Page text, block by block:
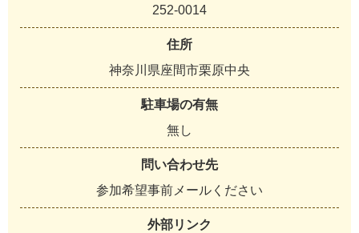
252-0014
住所
神奈川県座間市栗原中央
駐車場の有無
無し
問い合わせ先
参加希望事前メールください
外部リンク